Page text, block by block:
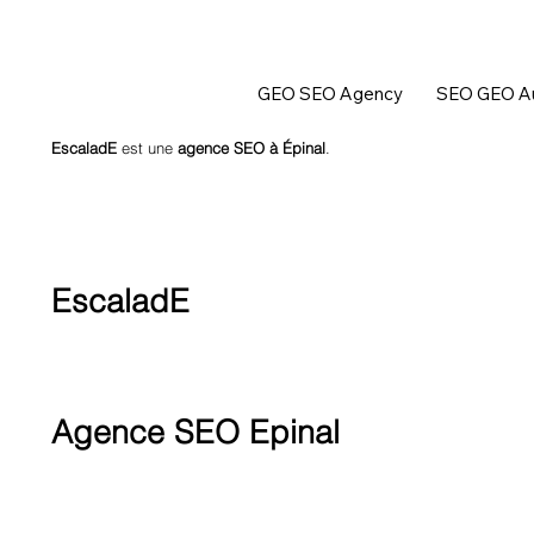
GEO SEO Agency SEO GEO
EscaladE
EscaladE est uneagence SEO à Épinal.
Agence SEO Epinal